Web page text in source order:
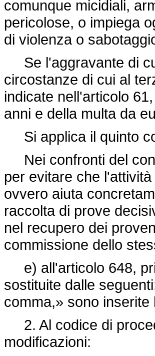
comunque micidiali,
pericolose, o impiega
di violenza o
Se l'aggravante di
circostanze di cui al
indicate nell'articolo
anni e della multa da
Si applica il quinto
Nei confronti del
per evitare che
ovvero aiuta
raccolta di prove
nel recupero dei
commissione dello
e) all'articolo 648,
sostituite dalle
comma,» sono
2. Al codice di
modificazioni: